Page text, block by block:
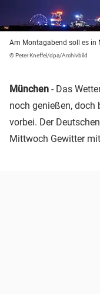
Am Montagabend soll es in
© Peter Kneffel/dpa/Archivbild
München - Das
noch genießen, doch
vorbei. Der
Mittwoch Gewitter